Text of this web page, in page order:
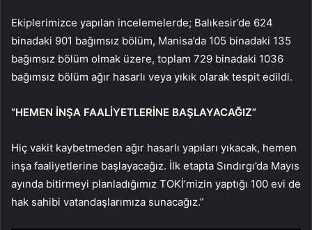
Ekiplerimizce yapılan incelemelerde; Balıkesir’de 624
binadaki 901 bağımsız bölüm, Manisa’da 105 binadaki 135
bağımsız bölüm olmak üzere, toplam 729 binadaki 1036
bağımsız bölüm ağır hasarlı veya yıkık olarak tespit edildi.
“HEMEN İNŞA FAALİYETLERİNE BAŞLAYACAĞIZ”
Hiç vakit kaybetmeden ağır hasarlı yapıları yıkacak, hemen
inşa faaliyetlerine başlayacağız. İlk etapta Sındırgı’da Mayıs
ayında bitirmeyi planladığımız TOKİ’mizin yaptığı 100 evi de
hak sahibi vatandaşlarımıza sunacağız.”